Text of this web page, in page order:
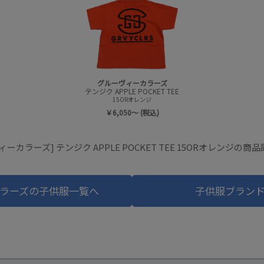
グルーヴィーカラーズ
テンジク APPLE POCKET TEE
15ORオレンジ
￥6,050～ (税込)
ーカラーズ] テンジク APPLE POCKET TEE 15ORオレンジの商品
ーズの子供服一覧へ 子供服ブラン